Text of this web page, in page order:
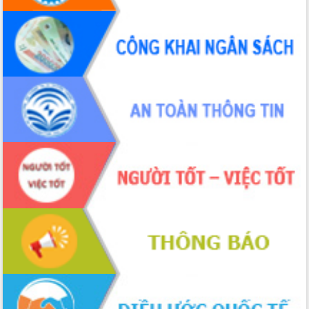
Bầu cử Quốc hội và HĐND: Cử tri Đắk
Lắk gửi gắm niềm tin, kỳ vọng vào lá
phiếu
Đắk Lắk sẵn sàng các điều kiện cho
Ngày hội bầu cử đại biểu Quốc hội
khóa XVI và HĐND các cấp nhiệm kỳ
2026-2031
Đảm bảo cuộc bầu cử đại biểu Quốc
hội và đại biểu HĐND các cấp diễn ra
an toàn, hiệu quả, đúng quy định
Thủ tướng Chính phủ Phạm Minh Chính
kiểm tra, chỉ đạo hoàn thành các dự
án cao tốc và thăm khu tái định cư tại
Đắk Lắk
Sôi nổi Hội đua ngựa truyền thống Gò
Thì Thùng mừng Xuân Bính Ngọ 2026
Lãnh đạo tỉnh dâng hương tưởng niệm
tại Đập Đồng Cam đầu Xuân Bính Ngọ
Ngành nông nghiệp phấn đấu tăng
trưởng đạt 5,86% trong năm 2026
UBND tỉnh Đắk Lắk triển khai công tác